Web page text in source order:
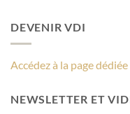
DEVENIR VDI
Accédez à la page
NEWSLETTER ET